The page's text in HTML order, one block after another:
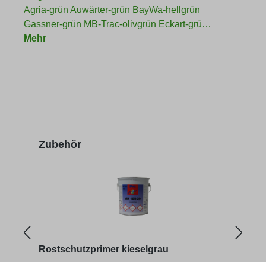
Agria-grün Auwärter-grün BayWa-hellgrün
Gassner-grün MB-Trac-olivgrün Eckart-grü…
Mehr
Produktgalerie überspringen
Zubehör
Rostschutzprimer kieselgrau